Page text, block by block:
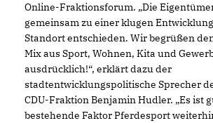
Online-Fraktionsforum. „Die
gemeinsam zu einer klugen
Standort entschieden. Wir begrüßen
Mix aus Sport, Wohnen, Kita und
ausdrücklich!“, erklärt dazu der
stadtentwicklungspolitische Sprecher
CDU-Fraktion Benjamin Hudler. „Es ist
bestehende Faktor Pferdesport